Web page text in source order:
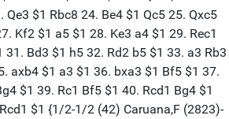
Qe3 $1 Rbc8 24. Be4 $1 Qc5 25. Qxc5
Kf2 $1 a5 $1 28. Ke3 a4 $1 29. Rec1
31. Bd3 $1 h5 32. Rd2 b5 $1 33. a3 Rb3
axb4 $1 a3 $1 36. bxa3 $1 Bf5 $1 37.
$1 39. Rc1 Bf5 $1 40. Rcd1 Bg4 $1
$1 {1/2-1/2 (42) Caruana,F (2823)-